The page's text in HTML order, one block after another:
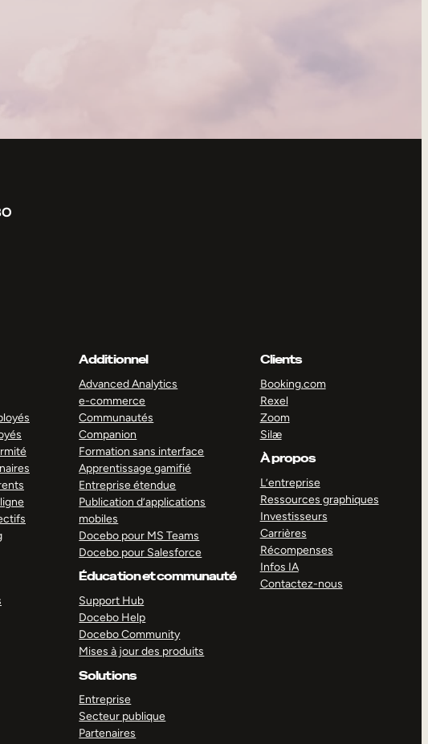
Additionnel
Advanced Analytics
e-commerce
Communautés
Companion
Formation sans interface
Apprentissage gamifié
Entreprise étendue
Publication d’applications
mobiles
Docebo pour MS Teams
Docebo pour Salesforce
Éducation et communauté
Support Hub
Docebo Help
Docebo Community
Mises à jour des produits
Solutions
Entreprise
Secteur publique
Partenaires
Clients
Booking.com
Rexel
Zoom
Silæ
À propos
L’entreprise
Ressources graphiques
Investisseurs
Carrières
Récompenses
Infos IA
Contactez-nous